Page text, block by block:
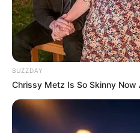
Men, You Don't Need
Day
BUZZDAY
Chrissy Metz Is So Skinny